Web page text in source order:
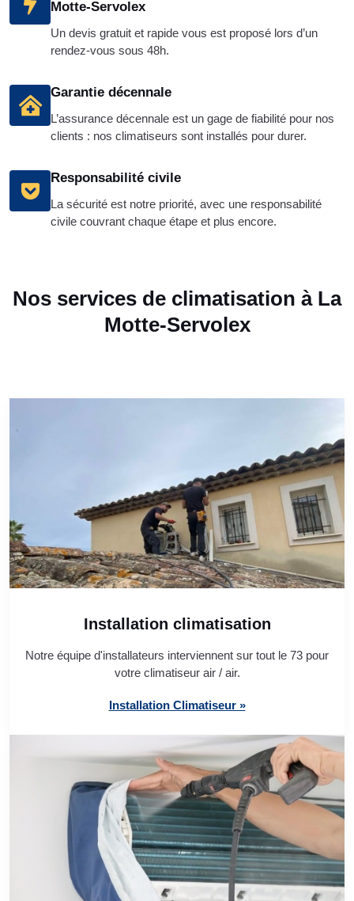
Motte-Servolex
Un devis gratuit et rapide vous est proposé lors d’un
rendez-vous sous 48h.
Garantie décennale
L’assurance décennale est un gage de fiabilité pour nos
clients : nos climatiseurs sont installés pour durer.
Responsabilité civile
La sécurité est notre priorité, avec une responsabilité
civile couvrant chaque étape et plus encore.
Nos services de climatisation à La
Motte-Servolex
Installation climatisation
Notre équipe d'installateurs interviennent sur tout le 73 pour
votre climatiseur air / air.
Installation Climatiseur »